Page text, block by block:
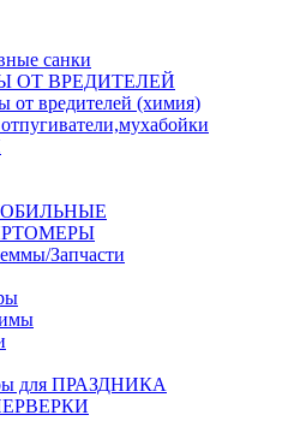
санки
ОТ ВРЕДИТЕЛЕЙ
от вредителей (химия)
Запчасти
для ПРАЗДНИКА